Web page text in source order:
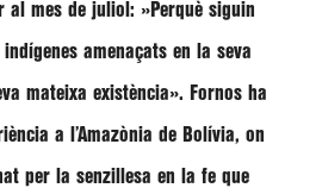
al mes de juliol: »Perquè siguin
amenaçats en la seva
mateixa existència». Fornos ha
a l’Amazònia de Bolívia, on
per la senzillesa en la fe que